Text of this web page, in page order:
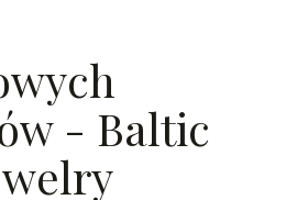
- Baltic